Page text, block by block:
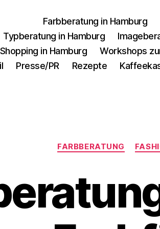
Farbberatung in Hamburg
Typberatung in Hamburg
in Hamburg
Workshops
Presse/PR Rezepte
Kategorien
FARBBERATUNG